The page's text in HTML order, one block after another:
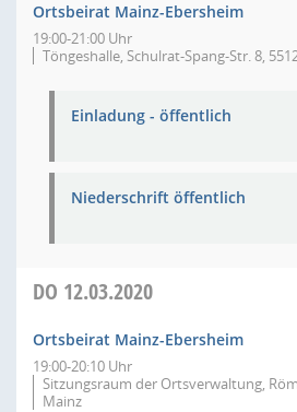
Ortsbeirat Mainz-Ebersheim
19:00-21:00 Uhr
Töngeshalle, Schulrat-Spang-Str. 8,
Einladung - öffentlich
Niederschrift öffentlich
DO 12.03.2020
Ortsbeirat Mainz-Ebersheim
19:00-20:10 Uhr
Sitzungsraum der Ortsverwaltung,
Mainz